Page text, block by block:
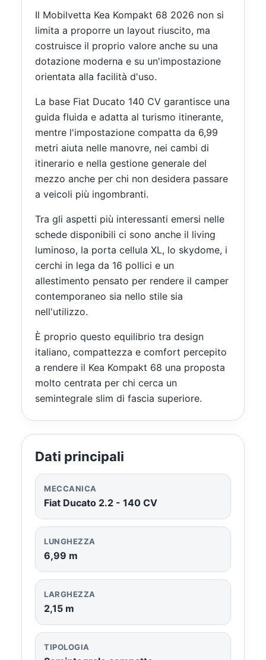
Il Mobilvetta Kea Kompakt 68 2026 non si
limita a proporre un layout riuscito, ma
costruisce il proprio valore anche su una
dotazione moderna e su un'impostazione
orientata alla facilità d'uso.
La base Fiat Ducato 140 CV garantisce una
guida fluida e adatta al turismo itinerante,
mentre l'impostazione compatta da 6,99
metri aiuta nelle manovre, nei cambi di
itinerario e nella gestione generale del
mezzo anche per chi non desidera passare
a veicoli più ingombranti.
Tra gli aspetti più interessanti emersi nelle
schede disponibili ci sono anche il living
luminoso, la porta cellula XL, lo skydome, i
cerchi in lega da 16 pollici e un
allestimento pensato per rendere il camper
contemporaneo sia nello stile sia
nell'utilizzo.
È proprio questo equilibrio tra design
italiano, compattezza e comfort percepito
a rendere il Kea Kompakt 68 una proposta
molto centrata per chi cerca un
semintegrale slim di fascia superiore.
Dati principali
MECCANICA
Fiat Ducato 2.2 - 140 CV
LUNGHEZZA
6,99 m
LARGHEZZA
2,15 m
TIPOLOGIA